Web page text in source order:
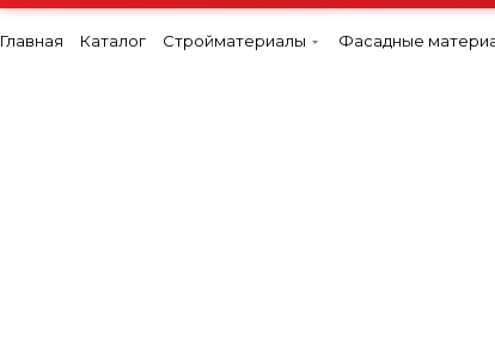
Главная Каталог Стройматериалы Фасадные